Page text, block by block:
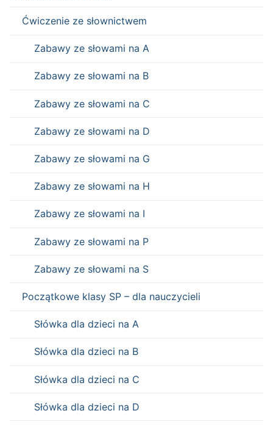
Ćwiczenie ze słownictwem
Zabawy ze słowami na A
Zabawy ze słowami na B
Zabawy ze słowami na C
Zabawy ze słowami na D
Zabawy ze słowami na G
Zabawy ze słowami na H
Zabawy ze słowami na I
Zabawy ze słowami na P
Zabawy ze słowami na S
Początkowe klasy SP – dla nauczycieli
Słówka dla dzieci na A
Słówka dla dzieci na B
Słówka dla dzieci na C
Słówka dla dzieci na D